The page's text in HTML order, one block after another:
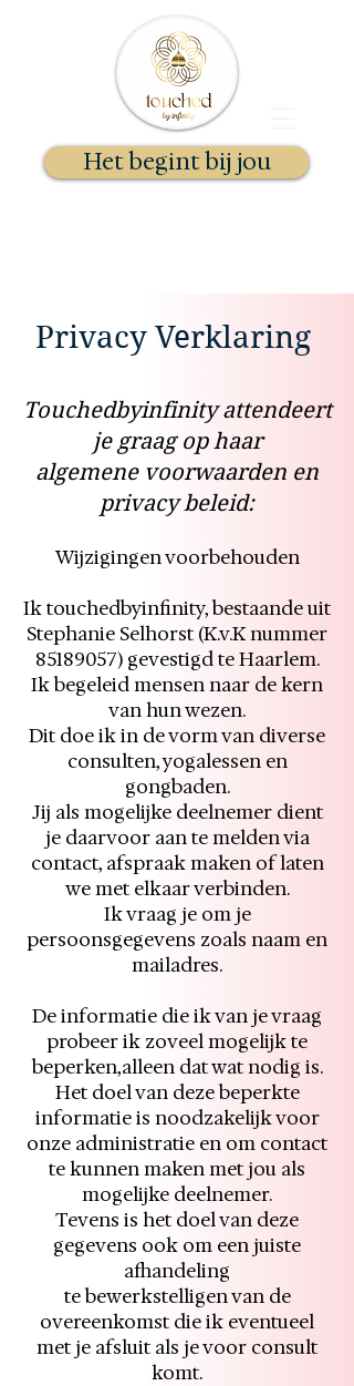
Het begint bij jou
Privacy Verklaring
Touchedbyinfinity attendeert
je graag op haar
algemene voorwaarden en
privacy beleid:
Wijzigingen voorbehouden
Ik touchedbyinfinity, bestaande uit
Stephanie Selhorst (K.v.K nummer
85189057)gevestigd te Haarlem.
Ik begeleid mensen naar de kern
van hun wezen.
Dit doe ik in de vorm van diverse
consulten, yogalessen en
gongbaden.
Jij als mogelijke deelnemer dient
je daarvoor aan te melden via
contact, afspraak maken of laten
we met elkaar verbinden.
Ik vraag je om je
persoonsgegevens zoals naam en
mailadres.
De informatie die ik van je vraag
probeer ik zoveel mogelijk te
beperken,alleen dat wat nodig is.
Het doel van deze beperkte
informatie is noodzakelijk voor
onze administratie en om contact
te kunnen maken met jou als
mogelijke deelnemer.
Tevens is het doel van deze
gegevens ook om een juiste
afhandeling
te bewerkstelligen van de
overeenkomst die ik eventueel
met je afsluit als je voor consult
komt.